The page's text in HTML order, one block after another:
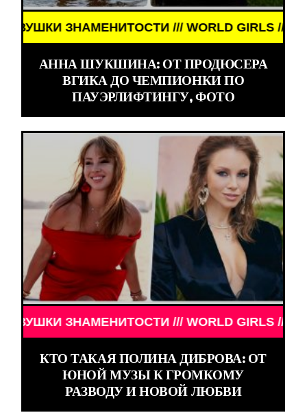
/// WORLD GIRLS /// ДЕВУШКИ
АННА ШУКШИНА: ОТ ПРОДЮСЕРА
ВГИКА ДО ЧЕМПИОНКИ ПО
ПАУЭРЛИФТИНГУ, ФОТО
/// WORLD GIRLS /// ДЕВУШКИ
КТО ТАКАЯ ПОЛИНА ДИБРОВА: ОТ
ЮНОЙ МУЗЫ К ГРОМКОМУ
РАЗВОДУ И НОВОЙ ЛЮБВИ